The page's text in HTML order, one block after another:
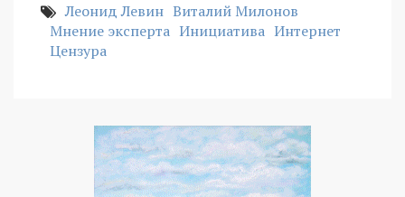
Леонид Левин Виталий Милонов
Мнение эксперта Инициатива Интернет
Цензура